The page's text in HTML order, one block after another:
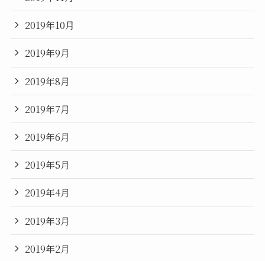
2019年10月
2019年9月
2019年8月
2019年7月
2019年6月
2019年5月
2019年4月
2019年3月
2019年2月